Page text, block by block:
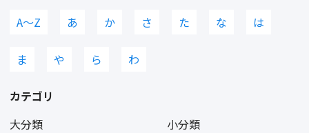
A〜Z
あ か さ た な は
ま や ら わ
カテゴリ
大分類
小分類